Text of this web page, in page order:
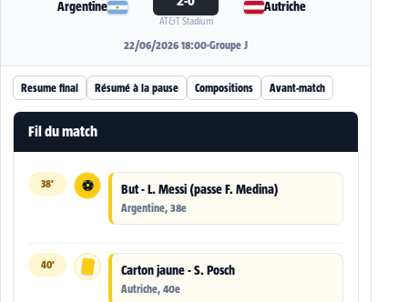
Argentine
AT&T Stadium
Autriche
22/06/2026 18:00·Groupe J
Resume final Résumé à la pause Compositions Avant-match
Fil du match
38' ⚽ But - L. Messi (passe F. Medina)
Argentine, 38e
40' Carton jaune - S. Posch
Autriche, 40e